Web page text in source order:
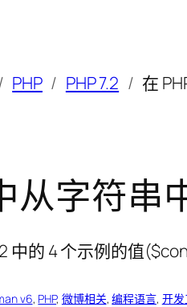
PHP PHP 7.2 在
从字符串
v6, PHP, 微博相关, 编程语言, 开